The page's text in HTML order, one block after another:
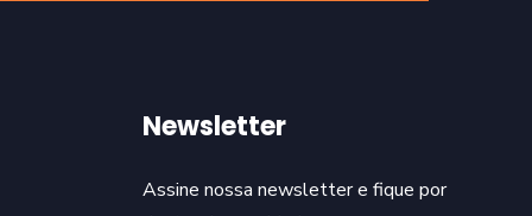
Newsletter
Assine nossa newsletter e fique por